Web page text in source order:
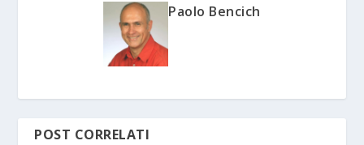
Paolo Bencich
POST CORRELATI